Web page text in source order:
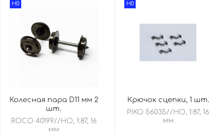
H0
Колесная пара D11 мм 2
шт.
ROCO 40199//HO, 1:87, 16
мм
H0
Крючок сцепки, 1 шт.
PIKO 56035//HO, 1:87, 16
мм